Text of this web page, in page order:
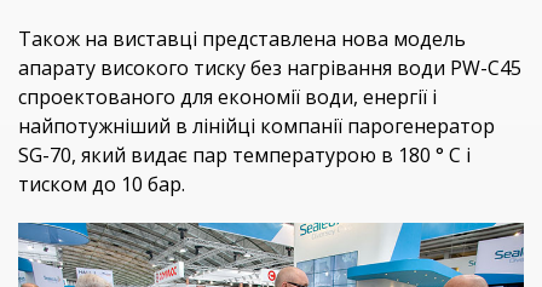
Також на виставці представлена ​​нова модель
апарату високого тиску без нагрівання води PW-C45
спроектованого для економії води, енергії і
найпотужніший в лінійці компанії парогенератор
SG-70, який видає пар температурою в 180 ° С і
тиском до 10 бар.